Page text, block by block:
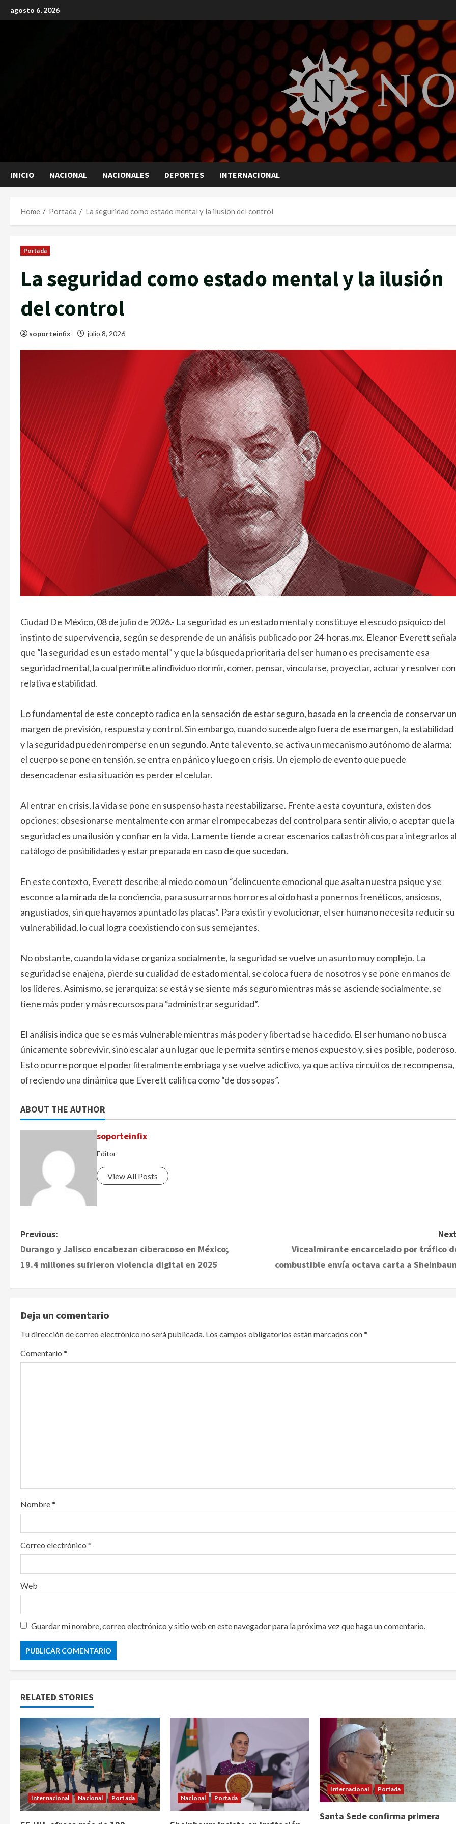
to
agosto 6, 2026
INICIO NACIONAL NACIONALES DEPORTES INTERNACIONAL
Home Portada La seguridad como estado mental y la ilusión del control
Portada
La seguridad como estado mental y la ilusión
del control
soporteinfix julio 8, 2026
Ciudad De México, 08 de julio de 2026.- La seguridad es un estado mental y constituye el escudo psíquico del
instinto de supervivencia, según se desprende de un análisis publicado por 24-horas.mx. Eleanor Everett señala
que “la seguridad es un estado mental” y que la búsqueda prioritaria del ser humano es precisamente esa
seguridad mental, la cual permite al individuo dormir, comer, pensar, vincularse, proyectar, actuar y resolver con
relativa estabilidad.
Lo fundamental de este concepto radica en la sensación de estar seguro, basada en la creencia de conservar un
margen de previsión, respuesta y control. Sin embargo, cuando sucede algo fuera de ese margen, la estabilidad
y la seguridad pueden romperse en un segundo. Ante tal evento, se activa un mecanismo autónomo de alarma:
el cuerpo se pone en tensión, se entra en pánico y luego en crisis. Un ejemplo de evento que puede
desencadenar esta situación es perder el celular.
Al entrar en crisis, la vida se pone en suspenso hasta reestabilizarse. Frente a esta coyuntura, existen dos
opciones: obsesionarse mentalmente con armar el rompecabezas del control para sentir alivio, o aceptar que la
seguridad es una ilusión y confiar en la vida. La mente tiende a crear escenarios catastróficos para integrarlos al
catálogo de posibilidades y estar preparada en caso de que sucedan.
En este contexto, Everett describe al miedo como un “delincuente emocional que asalta nuestra psique y se
esconce a la mirada de la conciencia, para susurrarnos horrores al oído hasta ponernos frenéticos, ansiosos,
angustiados, sin que hayamos apuntado las placas”. Para existir y evolucionar, el ser humano necesita reducir su
vulnerabilidad, lo cual logra coexistiendo con sus semejantes.
No obstante, cuando la vida se organiza socialmente, la seguridad se vuelve un asunto muy complejo. La
seguridad se enajena, pierde su cualidad de estado mental, se coloca fuera de nosotros y se pone en manos de
los líderes. Asimismo, se jerarquiza: se está y se siente más seguro mientras más se asciende socialmente, se
tiene más poder y más recursos para “administrar seguridad”.
El análisis indica que se es más vulnerable mientras más poder y libertad se ha cedido. El ser humano no busca
únicamente sobrevivir, sino escalar a un lugar que le permita sentirse menos expuesto y, si es posible, poderoso.
Esto ocurre porque el poder literalmente embriaga y se vuelve adictivo, ya que activa circuitos de recompensa,
ofreciendo una dinámica que Everett califica como “de dos sopas”.
ABOUT THE AUTHOR
soporteinfix
Editor
View All Posts
P
o
n
a
v
o
n
Previous:
Durango y Jalisco encabezan ciberacoso en México;
19.4 millones sufrieron violencia digital en 2025
Vicealmirante encarcelado por tráfico
combustible envía octava carta a
Deja un comentario
Tu dirección de correo electrónico no será publicada. Los campos obligatorios están marcados con*
Comentario *
Nombre*
Correo electrónico *
Web
Guardar mi nombre, correo electrónico y sitio web en este navegador para la próxima vez que haga un comentario.
RELATED STORIES
Internacional Nacional Portada Nacional Portada
Internacional Portada
Santa Sede confirma primera